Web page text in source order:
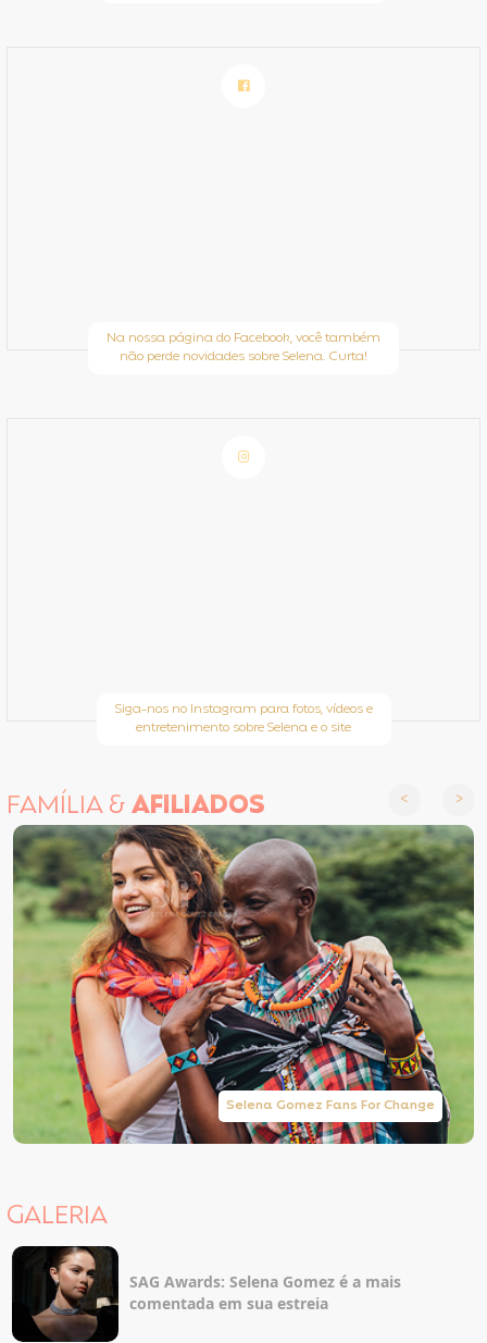
Na nossa página do Facebook, você também
não perde novidades sobre Selena. Curta!
Siga-nos no Instagram para fotos, vídeos e
entretenimento sobre Selena e o site
FAMÍLIA &AFILIADOS
Selena Gomez Fans For Change
GALERIA
SAG Awards: Selena Gomez é a mais
comentada em sua estreia